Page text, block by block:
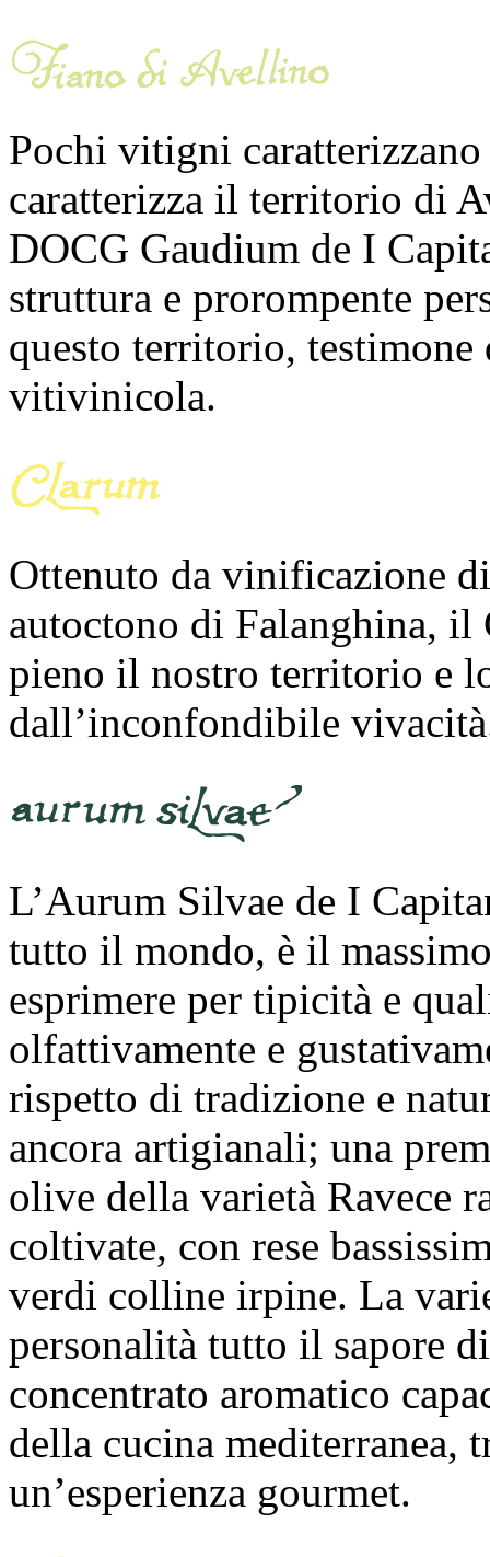
Pochi vitigni
caratterizza il territorio di
DOCG Gaudium de I
struttura e prorompente
questo territorio, testimone
vitivinicola.
Ottenuto da vinificazione
autoctono di Falanghina, il
pieno il nostro territorio e
dall’inconfondibile
L’Aurum Silvae de I
tutto il mondo, è il
esprimere per tipicità e
olfattivamente e
rispetto di tradizione e
ancora artigianali; una
olive della varietà Ravece
coltivate, con rese
verdi colline irpine. La
personalità tutto il sapore
concentrato aromatico
della cucina mediterranea,
un’esperienza gourmet.